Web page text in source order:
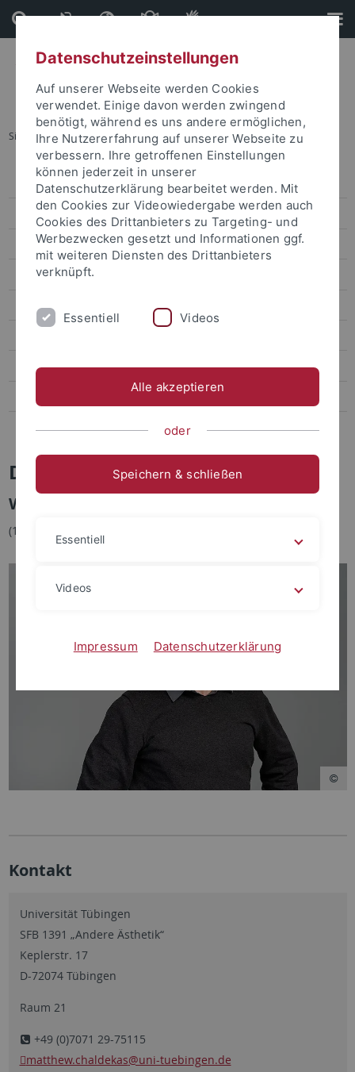
Direkt
zum
Inhalt
Direkt
zur
Fußleiste
Sie sind hier: Startseite ... Mitglieder (alphabetisch)
Organisation
Mitglieder (nach Teilprojekten)
Mitglieder (alphabetisch)
Assoziierte Mitglieder
Veranstaltungen
Wissenschaft und Kommunikation
Dr. Matthew Chaldekas
Wissenschaftlicher Mitarbeiter
(1. Förderphase)
Kontakt
Universität Tübingen
SFB 1391 „Andere Ästhetik“
Keplerstr. 17
D-72074 Tübingen
Raum 21
+49 (0)7071 29-75115
matthew.chaldekas@uni-tuebingen.de
Datenschutzeinstellungen
Auf unserer Webseite werden Cookies
verwendet. Einige davon werden zwingend
benötigt, während es uns andere ermöglichen,
Ihre Nutzererfahrung auf unserer Webseite zu
verbessern. Ihre getroffenen Einstellungen
können jederzeit in unserer
Datenschutzerklärung bearbeitet werden. Mit
den Cookies zur Videowiedergabe werden auch
Cookies des Drittanbieters zu Targeting- und
Werbezwecken gesetzt und Informationen ggf.
mit weiteren Diensten des Drittanbieters
verknüpft.
Essentiell Videos
Alle akzeptieren
oder
Speichern & schließen
Essentiell
Videos
Impressum Datenschutzerklärung